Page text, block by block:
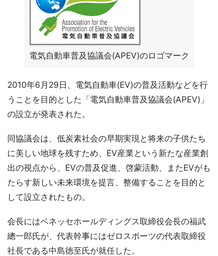
電気自動車普及協議会(APEV)のロゴマーク
2010年6月29日、電気自動車(EV)の普及活動などを行
うことを目的とした「電気自動車普及協議会(APEV)」
の設立が発表された。
同協議会は、低炭素社会の早期実現と将来の子供たち
に美しい地球を残すため、EV産業という新たな産業創
出の視点から、EVの普及促進、啓蒙活動、またEVがも
たらす新しい未来環境を提言、整備することを目的と
して設立されたもの。
会長にはベネッセホールディングス取締役会長の福武
總一郎氏が、代表幹事にはゼロスポーツの代表取締役
社長である中島徳至氏が就任した。